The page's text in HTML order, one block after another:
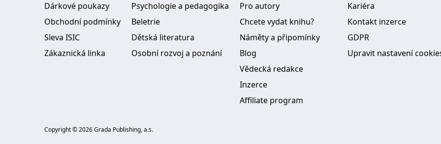
Dárkové poukazy
Obchodní podmínky
Sleva ISIC
Zákaznická linka
Psychologie a pedagogika
Beletrie
Dětská literatura
Osobní rozvoj a poznání
Pro autory
Chcete vydat knihu?
Náměty a připomínky
Blog
Vědecká redakce
Inzerce
Affiliate program
Kariéra
Kontakt inzerce
GDPR
Upravit nastavení
Copyright ©2026Grada Publishing, a.s.